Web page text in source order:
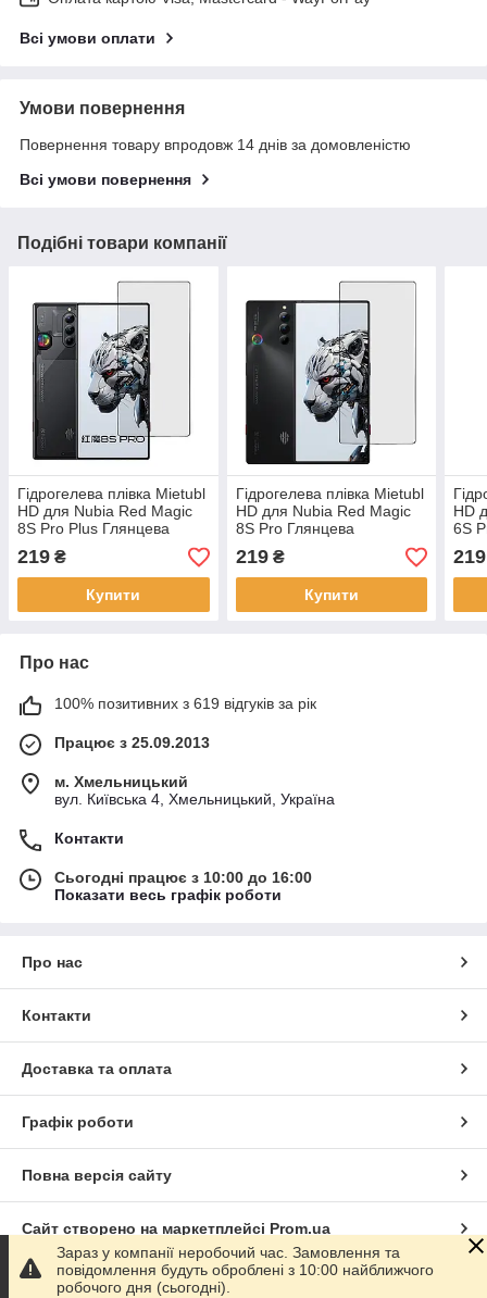
Всі умови оплати
Умови повернення
Повернення товару впродовж 14 днів за домовленістю
Всі умови повернення
Подібні товари компанії
Гідрогелева плівка Mietubl
HD для Nubia Red Magic
8S Pro Plus Глянцева
219 ₴
Купити
Гідрогелева плівка Mietubl
HD для Nubia Red Magic
8S Pro Глянцева
219₴
Купити
HD
6S
219
Про нас
100% позитивних з 619 відгуків за рік
Працює з 25.09.2013
м. Хмельницький
вул. Київська 4, Хмельницький, Україна
Контакти
Сьогодні працює з 10:00 до 16:00
Показати весь графік роботи
Про нас
Контакти
Доставка та оплата
Графік роботи
Повна версія сайту
Сайт створено на маркетплейсі Prom.ua
Політика конфіденційності
Зараз у компанії неробочий час. Замовлення та
повідомлення будуть оброблені з 10:00 найближчого
робочого дня (сьогодні).